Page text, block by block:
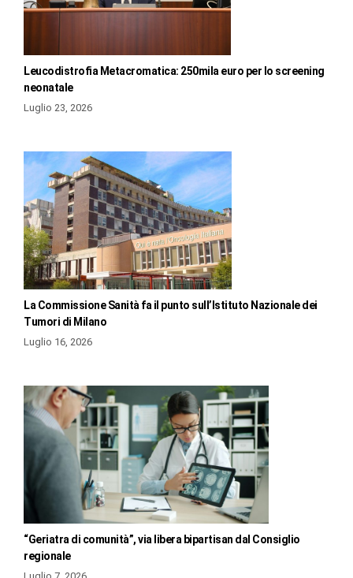
Leucodistrofia Metacromatica: 250mila euro per lo screening
neonatale
Luglio 23, 2026
La Commissione Sanità fa il punto sull’Istituto Nazionale dei
Tumori di Milano
Luglio 16, 2026
“Geriatra di comunità”, via libera bipartisan dal Consiglio
regionale